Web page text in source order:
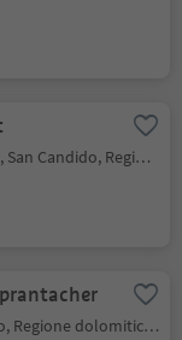
Prato alla Drava, San Candido, Regione dolomitica 3 Cime
Siusi, Castelrotto, Regione dolomitica Alpe di Siusi